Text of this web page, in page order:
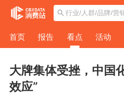
首页 报告 看点 活动
大牌集体受挫，中国
效应”